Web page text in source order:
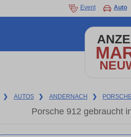
Event Auto
❯ AUTOS ❯ ANDERNACH ❯
Porsche 912 gebraucht